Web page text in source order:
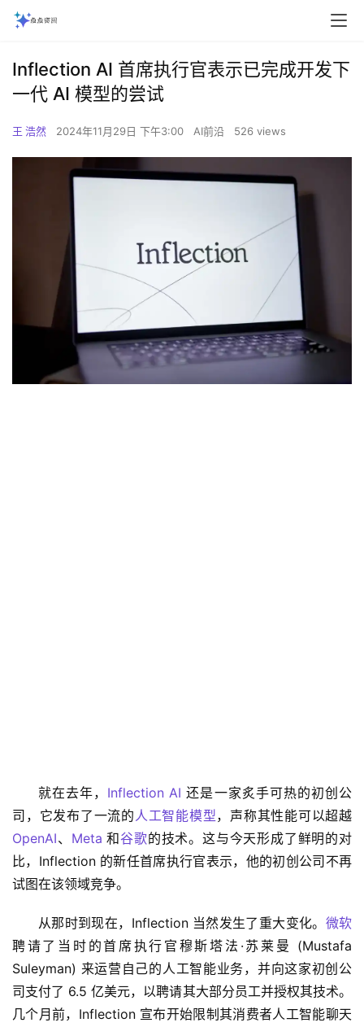
Inflection AI 首席执行官表示已完成开发下
一代 AI 模型的尝试
王 浩然 2024年11月29日 下午3:00 AI前沿 526 views
就在去年， Inflection AI 还是一家炙手可热的初创公
司，它发布了一流的 人工智能模型
OpenAI、 Meta 和谷歌的技术。这与今天形成了鲜明的对
比，Inflection 的新任首席执行官表示，他的初创公司不再
试图在该领域竞争。
从那时到现在，Inflection 当然发生了重大变化。 微软
聘请了当时的首席执行官穆斯塔法·苏莱曼 (Mustafa
Suleyman) 来运营自己的人工智能业务，并向这家初创公
司支付了 6.5 亿美元，以聘请其大部分员工并授权其技术。
几个月前，Inflection 宣布开始限制其消费者人工智能聊天